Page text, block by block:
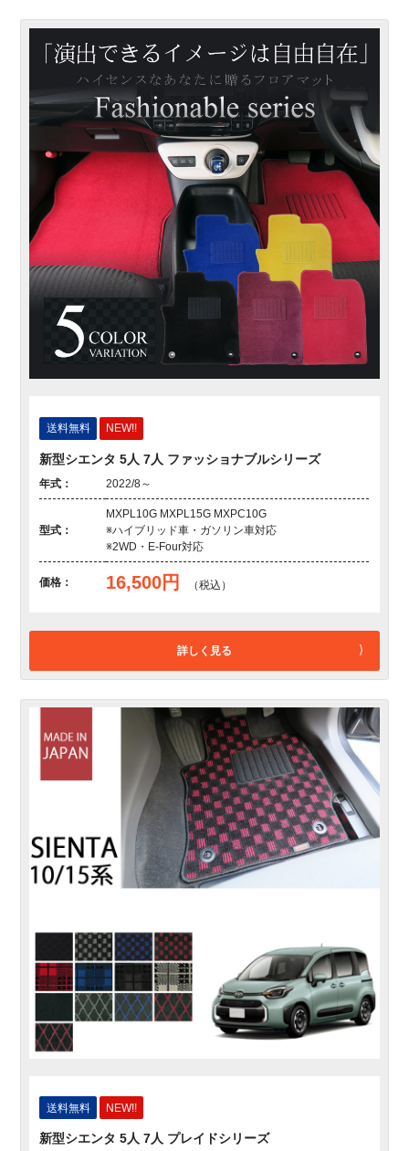
送料無料 NEW!!
新型シエンタ 5人 7人 ファッショナブルシリーズ
年式： 2022/8～
型式：
MXPL10G MXPL15G MXPC10G
※ハイブリッド車・ガソリン車対応
※2WD・E-Four対応
価格： 16,500円 （税込）
詳しく見る
送料無料 NEW!!
新型シエンタ 5人 7人 プレイドシリーズ